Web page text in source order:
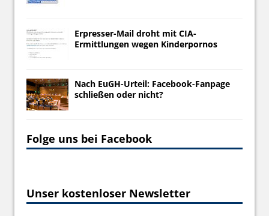
Erpresser-Mail droht mit CIA-
Ermittlungen wegen Kinderpornos
Nach EuGH-Urteil: Facebook-Fanpage
schließen oder nicht?
Folge uns bei Facebook
Unser kostenloser Newsletter